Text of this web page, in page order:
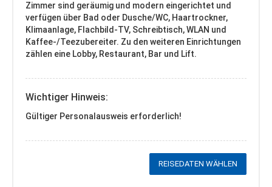
Zimmer sind geräumig und modern eingerichtet und
verfügen über Bad oder Dusche/WC, Haartrockner,
Klimaanlage, Flachbild-TV, Schreibtisch, WLAN und
Kaffee-/Teezubereiter. Zu den weiteren Einrichtungen
zählen eine Lobby, Restaurant, Bar und Lift.
Wichtiger Hinweis:
Gültiger Personalausweis erforderlich!
REISEDATEN WÄHLEN